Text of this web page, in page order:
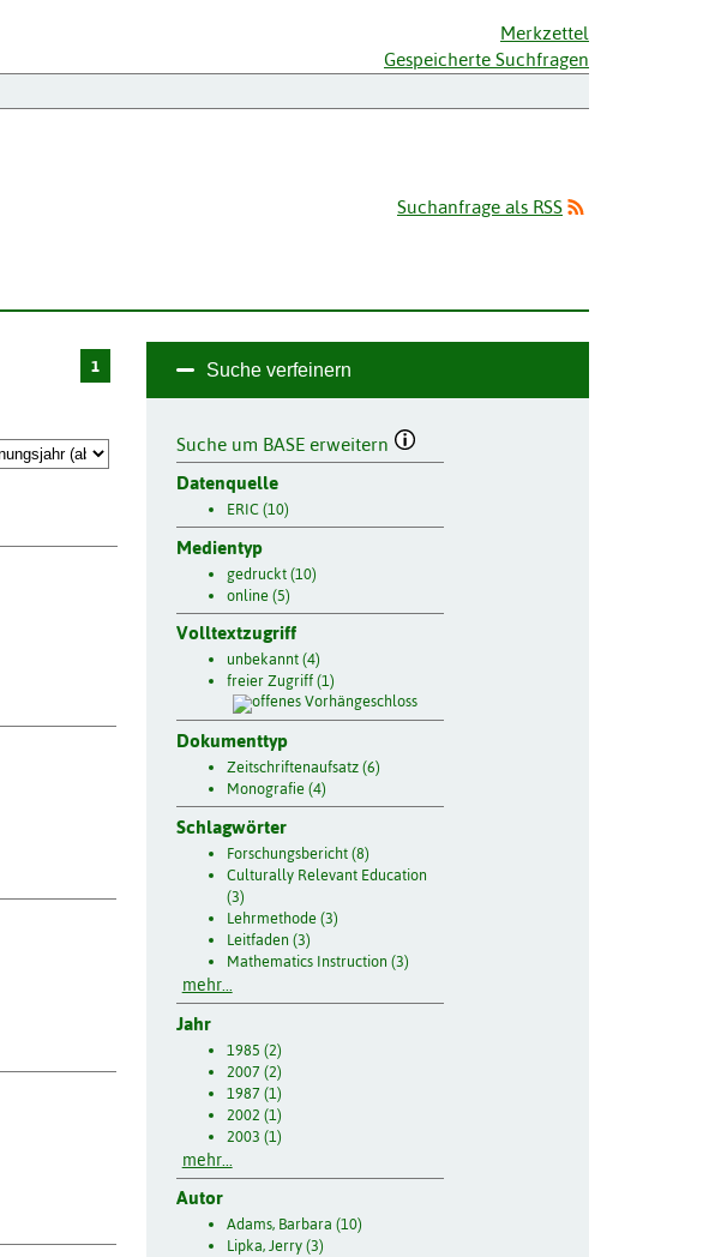
Merkzettel
Gespeicherte Suchfragen
Suchanfrage als RSS
1 Suche verfeinern
Suche um BASE erweitern
Datenquelle
ERIC (10)
Medientyp
gedruckt (10)
online (5)
Volltextzugriff
unbekannt (4)
freier Zugriff (1)
Dokumenttyp
Zeitschriftenaufsatz (6)
Monografie (4)
Schlagwörter
Forschungsbericht (8)
Culturally Relevant Education
(3)
Lehrmethode (3)
Leitfaden (3)
Mathematics Instruction (3)
mehr...
Jahr
1985 (2)
2007 (2)
1987 (1)
2002 (1)
2003 (1)
mehr...
Autor
Adams, Barbara (10)
Lipka, Jerry (3)